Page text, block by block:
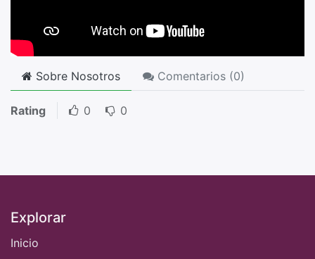
Sobre Nosotros Comentarios (0)
Rating 0 0
Explorar
Inicio